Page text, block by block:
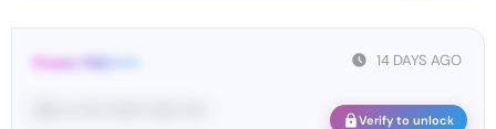
14 DAYS AGO
From: FAC•••••
Verify to unlock